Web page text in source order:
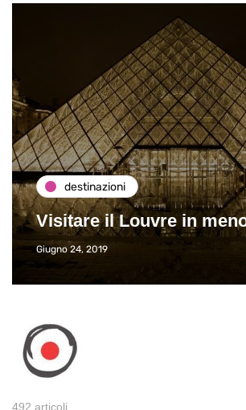
destinazioni
Visitare il Louvre in
Giugno 24, 2019
492 articoli